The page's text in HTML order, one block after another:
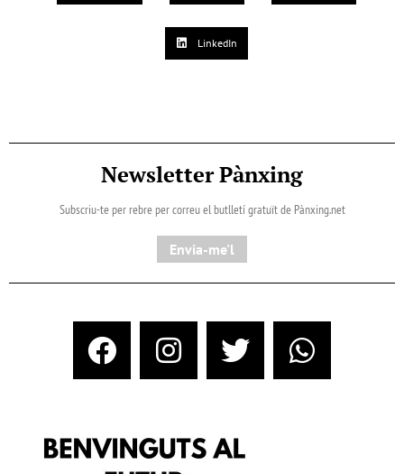
LinkedIn
Newsletter Pànxing
Subscriu-te per rebre per correu el butlletí gratuït de Pànxing.net​
Envia-me'l